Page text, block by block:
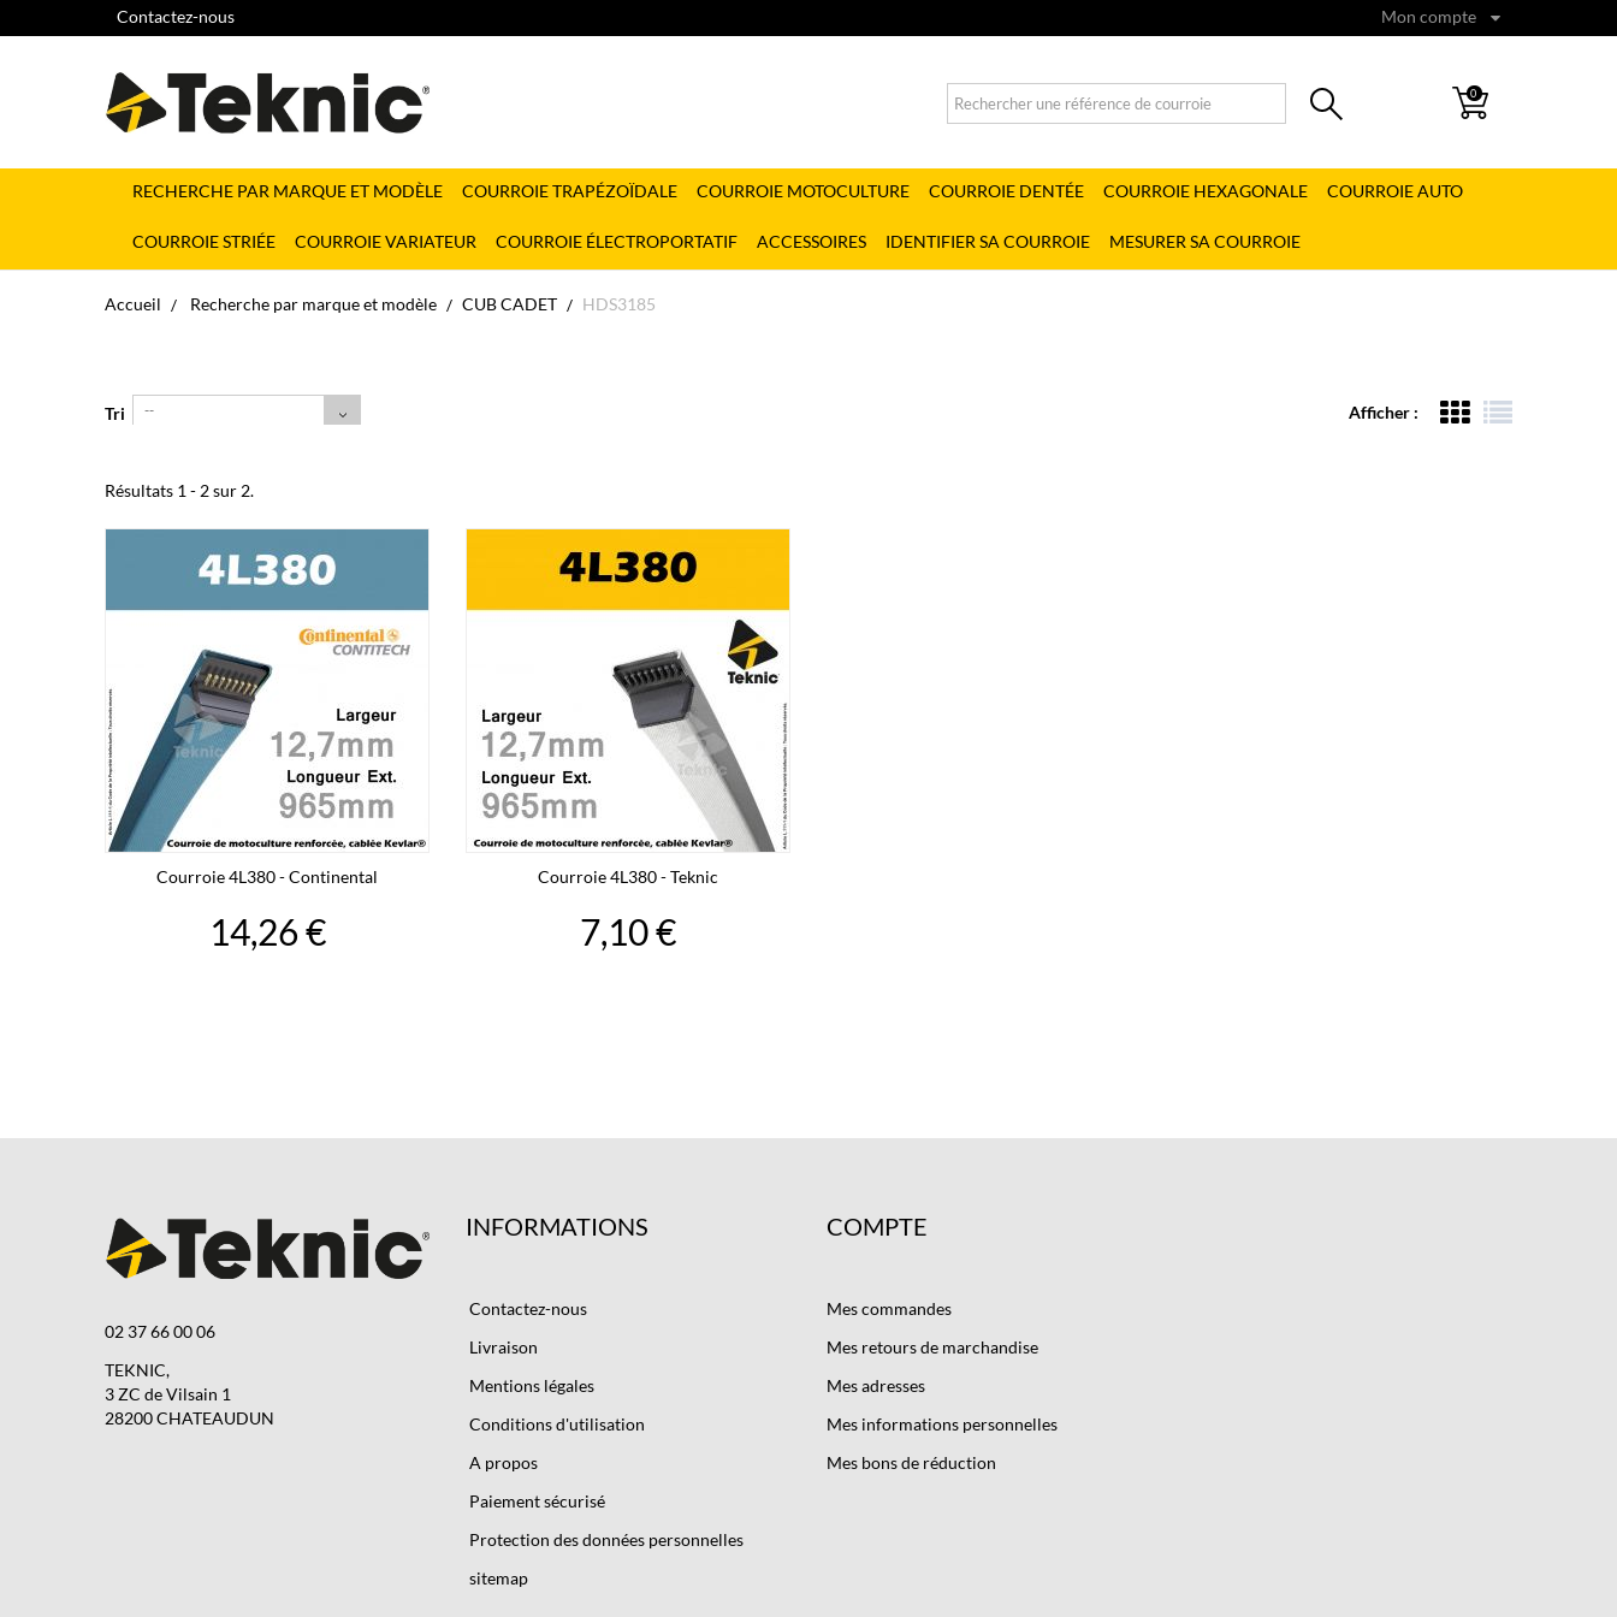
Mon compte
Contactez-nous
0
RECHERCHE PAR MARQUE ET MODÈLE COURROIE TRAPÉZOÏDALE COURROIE MOTOCULTURE COURROIE DENTÉE COURROIE HEXAGONALE COURROIE AUTO
COURROIE STRIÉE COURROIE VARIATEUR COURROIE ÉLECTROPORTATIF ACCESSOIRES IDENTIFIER SA COURROIE MESURER SA COURROIE
Accueil Recherche par marque et modèle CUB CADET HDS3185
Afficher :
Tri --
Résultats 1 - 2 sur 2.
Courroie 4L380 - Continental
14,26 €
Courroie 4L380 - Teknic
7,10 €
02 37 66 00 06
TEKNIC,
3 ZC de Vilsain 1
28200 CHATEAUDUN
INFORMATIONS
Contactez-nous
Livraison
Mentions légales
Conditions d'utilisation
A propos
Paiement sécurisé
Protection des données personnelles
sitemap
COMPTE
Mes commandes
Mes retours de marchandise
Mes adresses
Mes informations personnelles
Mes bons de réduction